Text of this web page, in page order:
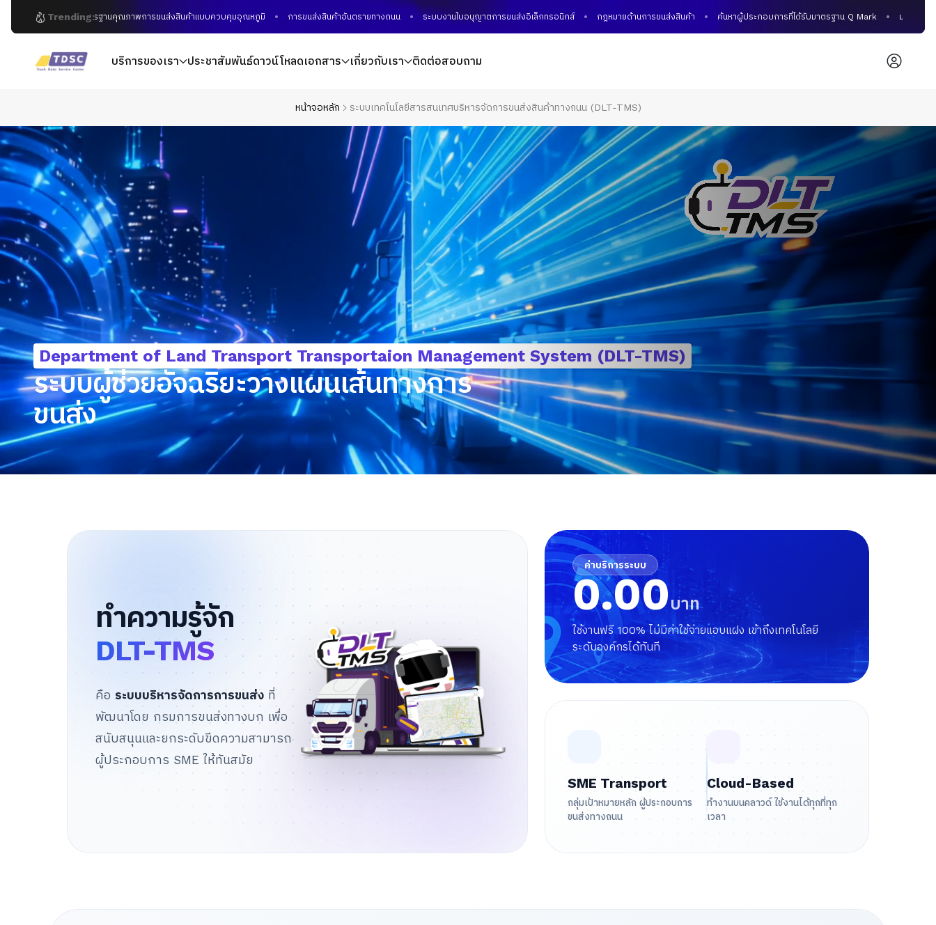
Trending:
มาตรฐานคุณภาพการขนส่งสินค้าแบบควบคุมอุณหภูมิ การขนส่งสินค้าอันตรายทางถนน ระบบงานใบอนุญาตการขนส่งอิเล็กทรอนิกส์ กฎหมายด้านการขนส่งสินค้า ค้นหาผู้ประกอบการที่ได้รับมาตรฐาน Q Mark มาตรฐานคุณภาพ
บริการของเรา ประชาสัมพันธ์ดาวน์โหลดเอกสาร เกี่ยวกับเรา ติดต่อสอบถาม
หน้าจอหลัก ระบบเทคโนโลยีสารสนเทศบริหารจัดการขนส่งสินค้าทางถนน (DLT-TMS)
Department of Land Transport Transportaion Management System (DLT-TMS)
ระบบผู้ช่วยอัจฉริยะวางแผนเส้นทางการ
ขนส่ง
ทำความรู้จัก
DLT-TMS
คือ ระบบบริหารจัดการการขนส่ง ที่
พัฒนาโดย กรมการขนส่งทางบก เพื่อ
สนับสนุนและยกระดับขีดความสามารถ
ผู้ประกอบการ SME ให้ทันสมัย
ค่าบริการระบบ
0.00บาท
ใช้งานฟรี 100% ไม่มีค่าใช้จ่ายแอบแฝง เข้าถึงเทคโนโลยี
ระดับองค์กรได้ทันที
SME Transport
กลุ่มเป้าหมายหลัก ผู้ประกอบการ
ขนส่งทางถนน
Cloud-Based
ทำงานบนคลาวด์ ใช้งานได้ทุกที่ทุก
เวลา